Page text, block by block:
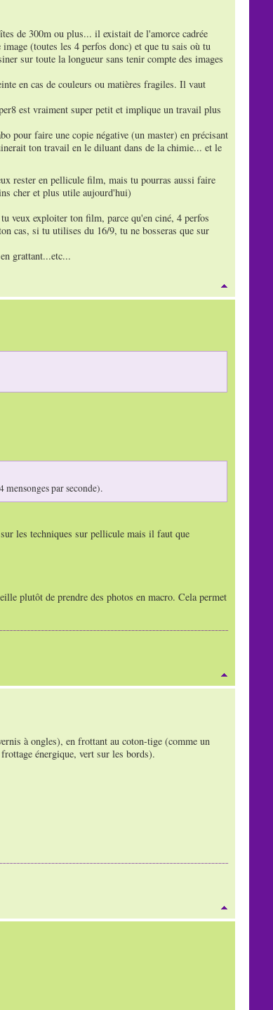
de 300m ou plus... il existait de l'amorce cadrée
(toutes les 4 perfos donc) et que tu sais où tu
sur toute la longueur sans tenir compte des images
en cas de couleurs ou matières fragiles. Il vaut
est vraiment super petit et implique un travail plus
pour faire une copie négative (un master) en précisant
ton travail en le diluant dans de la chimie... et le
rester en pellicule film, mais tu pourras aussi faire
cher et plus utile aujourd'hui)
veux exploiter ton film, parce qu'en ciné, 4 perfos
cas, si tu utilises du 16/9, tu ne bosseras que sur
grattant...etc...
par seconde).
les techniques sur pellicule mais il faut que
plutôt de prendre des photos en macro. Cela permet
à ongles), en frottant au coton-tige (comme un
énergique, vert sur les bords).